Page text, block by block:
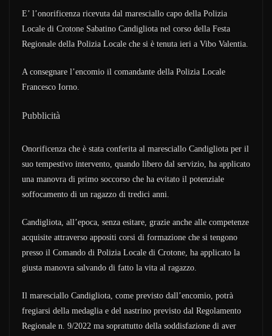
E’ l’onorificenza ricevuta dal maresciallo capo della Polizia
Locale di Crotone Sabatino Candigliota nel corso della Festa
Regionale della Polizia Locale che si è tenuta ieri a Vibo Valentia.
A consegnare l’encomio il comandante della Polizia Locale
Francesco Iorno.
Pubblicità
Onorificenza che è stata conferita al maresciallo Candigliota per il
suo tempestivo intervento, quando libero dal servizio, ha applicato
una manovra di primo soccorso che ha evitato il potenziale
soffocamento di un ragazzo di tredici anni.
Candigliota, all’epoca, senza esitare, grazie anche alle competenze
acquisite attraverso appositi corsi di formazione che si tengono
presso il Comando di Polizia Locale di Crotone, ha applicato la
giusta manovra salvando di fatto la vita al ragazzo.
Il maresciallo Candigliota, come previsto dall’encomio, potrà
fregiarsi della medaglia e del nastrino previsto dal Regolamento
Regionale n. 9/2022 ma soprattutto della soddisfazione di aver